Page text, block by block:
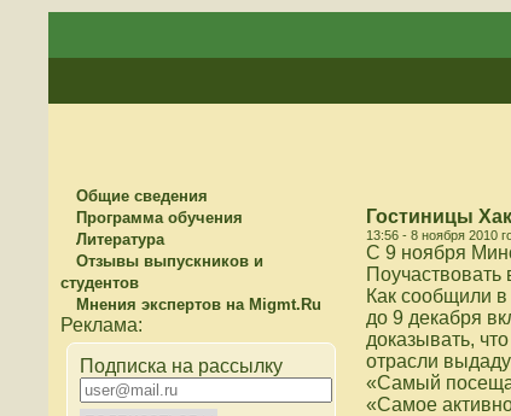
Общие сведения
Программа обучения
Литература
Отзывы выпускников и
студентов
Мнения экспертов на Migmt.Ru
Подписка на рассылку
Гостиницы
13:56 - 8 ноября 2010
С 9 ноября
Поучаствовать
Как сообщили
до 9 декабря
доказывать,
отрасли
«Самый
«Самое